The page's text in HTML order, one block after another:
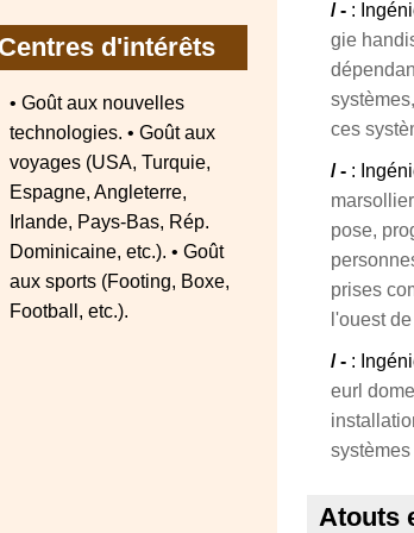
Centres d'intérêts
• Goût aux nouvelles
technologies. • Goût aux
voyages (USA, Turquie,
Espagne, Angleterre,
Irlande, Pays-Bas, Rép.
Dominicaine, etc.). • Goût
aux sports (Footing, Boxe,
Football, etc.).
/ - :
gie
ces
/ - :
pose,
prises
l'ouest
/ - :
eurl
Atouts